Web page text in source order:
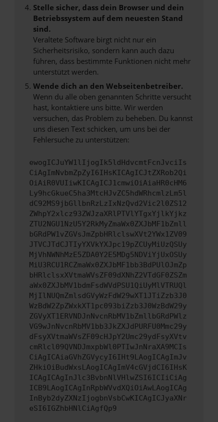
Stelle sicher, dass dein Browser und dein
Betriebssystem auf dem neuesten Stand
sind.
Veraltete Software birgt nicht nur ein
Sicherheitsrisiko, sondern kann auch dazu
führen, dass bestimmte Funktionen nicht mehr
unterstützt werden.
Wende dich an den Webseitenbetreiber.
Wenn du alle oben genannten Schritte versucht
hast, kontaktiere uns bitte. Wir werden
versuchen, das Problem zu beheben. Du kannst
uns diesen Text schicken, um uns bei der
Fehlersuche zu unterstützen:
ewogICJuYW1lIjogIk5ldHdvcmtFcnJvciIs
CiAgImNvbmZpZyI6IHsKICAgICJtZXRob2Qi
OiAiR0VUIiwKICAgICJ1cmwiOiAiaHR0cHM6
Ly9hcGkueC5ha3MtcHJvZC5hdWRhcmlzLm5l
dC92MS9jbGllbnRzLzIxNzQvd2Vic2l0ZS12
ZWhpY2xlcz93ZWJzaXRlPTVlYTgxYjlkYjkz
ZTU2NGU1NzU5Y2RkMyZmaWx0ZXJbMF1bZmll
bGRdPW1vZGVsJmZpbHRlclswXVt2YWx1ZV09
JTVCJTdCJTIyYXVkYXJpc19pZCUyMiUzQSUy
MjVhNWNhMzE5ZDA0Y2E5MDg5NDViYjUxOSUy
MiU3RCU1RCZmaWx0ZXJbMF1bb3BdPUlOJmZp
bHRlclsxXVtmaWVsZF09dXNhZ2VTdGF0ZSZm
aWx0ZXJbMV1bdmFsdWVdPSU1QiUyMlVTRUQl
MjIlNUQmZmlsdGVyWzFdW29wXT1JTiZzb3J0
WzBdW2ZpZWxkXT1pc093biZzb3J0WzBdW29y
ZGVyXT1ERVNDJnNvcnRbMV1bZmllbGRdPWlz
VG9wJnNvcnRbMV1bb3JkZXJdPURFU0Mmc29y
dFsyXVtmaWVsZF09cHJpY2Umc29ydFsyXVtv
cmRlcl09QVNDJmxpbWl0PTIwJnNraXA9MCIs
CiAgICAiaGVhZGVycyI6IHt9LAogICAgImJv
ZHkiOiBudWxsLAogICAgImV4cGVjdCI6IHsK
ICAgICAgInJlc3BvbnNlVHlwZSI6ICIiCiAg
ICB9LAogICAgInRpbWVvdXQiOiAwLAogICAg
InByb2dyZXNzIjogbnVsbCwKICAgICJyaXNr
eSI6IGZhbHNlCiAgfQp9